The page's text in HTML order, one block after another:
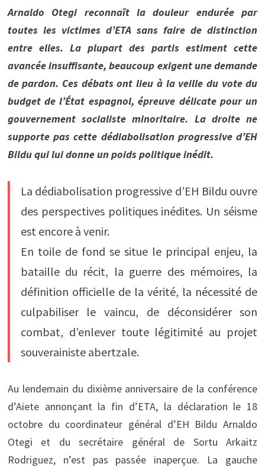
Arnaldo Otegi reconnaît la douleur endurée par
toutes les victimes d’ETA sans faire de distinction
entre elles. La plupart des partis estiment cette
avancée insuffisante, beaucoup exigent une demande
de pardon. Ces débats ont lieu à la veille du vote du
budget de l’État espagnol, épreuve délicate pour un
gouvernement socialiste minoritaire. La droite ne
supporte pas cette dédiabolisation progressive d’EH
Bildu qui lui donne un poids politique inédit.
La dédiabolisation progressive d’EH Bildu ouvre
des perspectives politiques inédites. Un séisme
est encore à venir.
En toile de fond se situe le principal enjeu, la
bataille du récit, la guerre des mémoires, la
définition officielle de la vérité, la nécessité de
culpabiliser le vaincu, de déconsidérer son
combat, d’enlever toute légitimité au projet
souverainiste abertzale.
Au lendemain du dixième anniversaire de la conférence
d’Aiete annonçant la fin d’ETA, la déclaration le 18
octobre du coordinateur général d’EH Bildu Arnaldo
Otegi et du secrétaire général de Sortu Arkaitz
Rodriguez, n’est pas passée inaperçue. La gauche